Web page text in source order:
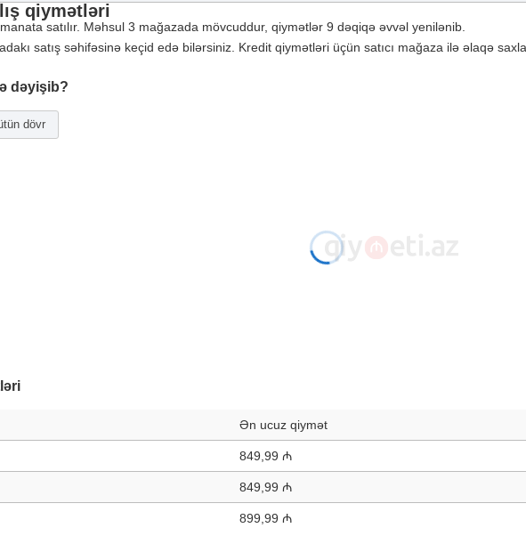
qiymətləri
manata satılır. Məhsul 3 mağazada mövcuddur, qiymətlər 9 dəqiqə əvvəl yenilənib.
satış səhifəsinə keçid edə bilərsiniz. Kredit qiymətləri üçün satıcı mağaza ilə əlaqə
dəyişib?
dövr
Ən ucuz qiymət
849,99 ₼
849,99 ₼
899,99 ₼